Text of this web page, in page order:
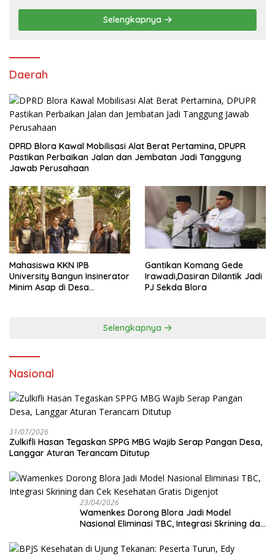
Selengkapnya
Daerah
DPRD Blora Kawal Mobilisasi Alat Berat Pertamina, DPUPR
Pastikan Perbaikan Jalan dan Jembatan Jadi Tanggung
Jawab Perusahaan
Mahasiswa KKN IPB
University Bangun Insinerator
Minim Asap di Desa
Gantikan Komang Gede
Irawadi,Dasiran Dilantik Jadi
PJ Sekda Blora
Selengkapnya
Nasional
31/07/2026
Zulkifli Hasan Tegaskan SPPG MBG Wajib Serap Pangan Desa,
Langgar Aturan Terancam Ditutup
23/04/2026
Wamenkes Dorong Blora Jadi Model
Nasional Eliminasi TBC, Integrasi Skrining dan